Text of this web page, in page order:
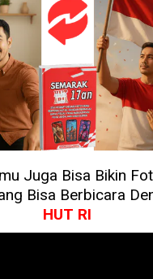
Juga Bisa Bikin
Bisa Berbicara
HUT RI